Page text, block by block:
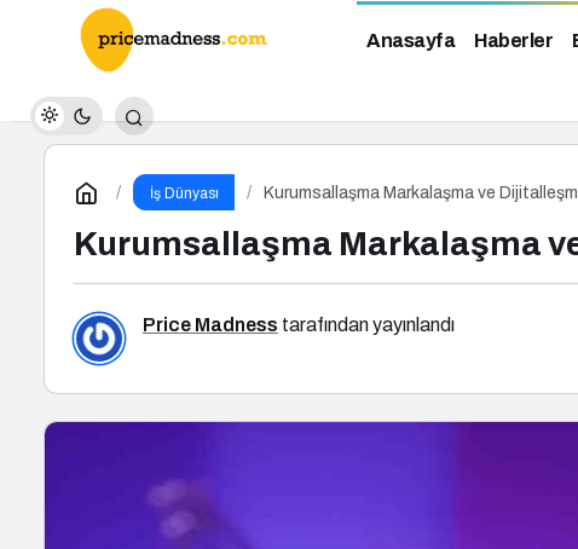
Anasayfa Haberler
İş Dünyası Kurumsallaşma Markalaşma ve
Kurumsallaşma Markalaşma
Price Madness tarafından yayınlandı